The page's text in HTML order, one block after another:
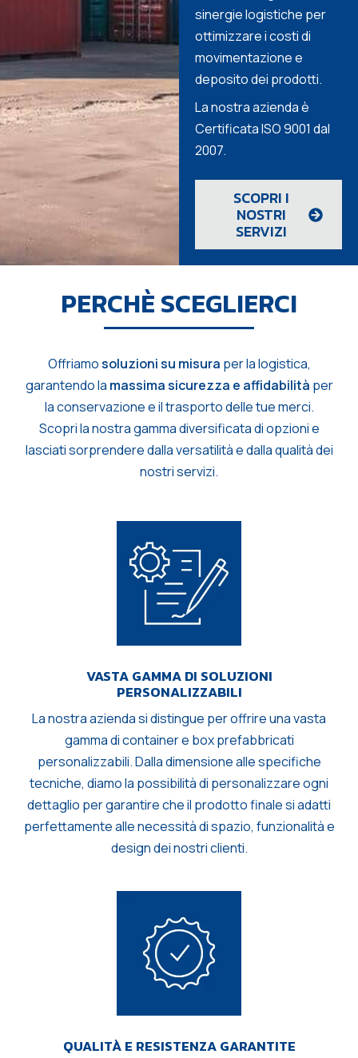
sinergie logistiche per
ottimizzare i costi di
movimentazione e
deposito dei prodotti.
La nostra azienda è
Certificata ISO 9001 dal
2007.
SCOPRI I
NOSTRI
SERVIZI
PERCHÈ SCEGLIERCI
Offriamosoluzioni su misura per la logistica,
garantendo la massima sicurezza e affidabilità per
la conservazione e il trasporto delle tue merci.
Scopri la nostra gamma diversificata di opzioni e
lasciati sorprendere dalla versatilità e dalla qualità dei
nostri servizi.
VASTA GAMMA DI SOLUZIONI
PERSONALIZZABILI
La nostra azienda si distingue per offrire una vasta
gamma di container e box prefabbricati
personalizzabili. Dalla dimensione alle specifiche
tecniche, diamo la possibilità di personalizzare ogni
dettaglio per garantire che il prodotto finale si adatti
perfettamente alle necessità di spazio, funzionalità e
design dei nostri clienti.
QUALITÀ E RESISTENZA GARANTITE